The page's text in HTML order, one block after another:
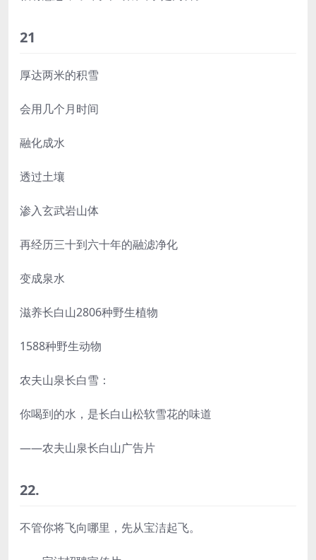
21
厚达两米的积雪
会用几个月时间
融化成水
透过土壤
渗入玄武岩山体
再经历三十到六十年的融滤净化
变成泉水
滋养长白山2806种野生植物
1588种野生动物
农夫山泉长白雪：
你喝到的水，是长白山松软雪花的味道
——农夫山泉长白山广告片
22.
不管你将飞向哪里，先从宝洁起飞。